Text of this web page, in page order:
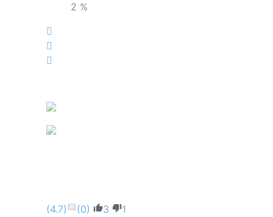
2 %
(4.7) (0) 3
1